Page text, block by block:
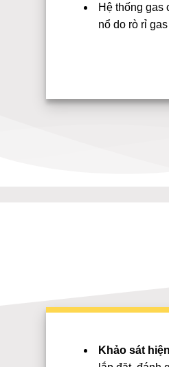
Hệ thống gas
nổ do rò rỉ
Khảo sát